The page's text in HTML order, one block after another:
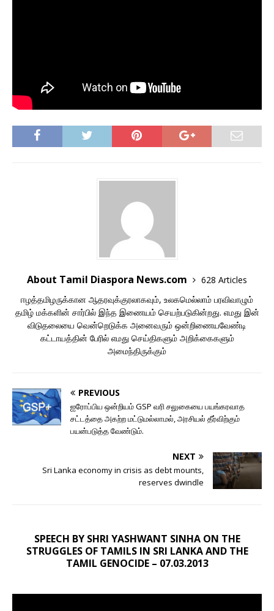
About Tamil Diaspora News.com
628 Articles
ஈழத்தமிழருக்கான ஆதரவுக்குரலாகவும், உலகமெல்லாம் பரவிவாழும்
தமிழ் மக்களின் சார்பில் இந்த இணையம் செயற்படுகின்றது. எமது இன்
விடுதலையை வென்றெடுக்க அனைவரும் ஒன்றிணையவேண்டி
கட்டாயத்தின் பேரில் எமது செய்திகளும் அறிக்கைகளும்
அமைந்திருக்கும்
PREVIOUS
ஐரோப்பிய ஒன்றியம் GSP வரி சலுகையை பயங்கரவாத
சட்டத்தை அகற்ற மட்டுமல்லாமல், அரசியல் தீர்விற்கும்
பயன்படுத்த வேண்டும்.
NEXT
Sri Lanka economy in crisis as debt mounts,
reserves dwindle
SPEECH BY SHRI YASHWANT SINHA ON THE
STRUGGLES OF TAMILS IN SRI LANKA AND THE
TAMIL GENOCIDE – 07.03.2013